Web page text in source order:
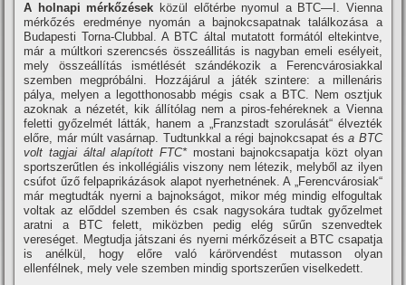
A holnapi mérkőzések közül előtérbe nyomul a BTC—I. Vienna
mérkőzés eredménye nyomán a bajnokcsapatnak találkozása a
Budapesti Torna-Clubbal. A BTC által mutatott formától eltekintve,
már a múltkori szerencsés összeállitás is nagyban emeli esélyeit,
mely összeállí­tás ismétlését szándékozik a Ferencvárosiakkal
szemben megpróbálni. Hozzájárul a játék szintere: a millenáris
pálya, melyen a legotthonosabb mégis csak a BTC. Nem osztjuk
azoknak a nézetét, kik állí­tólag nem a piros-fehéreknek a Vienna
feletti győzelmét látták, hanem a „Franzstadt szorulását“ élvezték
előre, már múlt vasárnap. Tudtunkkal a régi bajnokcsapat ésa BTC
volt tagjai által alapí­tott FTC*mostani bajnokcsapatja közt olyan
sportszerűtlen és inkollégiális viszony nem létezik, melyből az ilyen
csúfot űző felpaprikázások alapot nyerhetnének. A „Ferencvárosiak“
már megtudták nyerni a bajnokságot, mikor még mindig elfogultak
voltak az előddel szemben és csak nagysokára tudtak győzelmet
aratni a BTC felett, miközben pedig elég sűrűn szenvedtek
vereséget. Megtudja játszani és nyerni mérkőzéseit a BTC csapatja
is anélkül, hogy előre való kárörvendést mutasson olyan
ellenfélnek, mely vele szemben mindig sportszerűen viselkedett.